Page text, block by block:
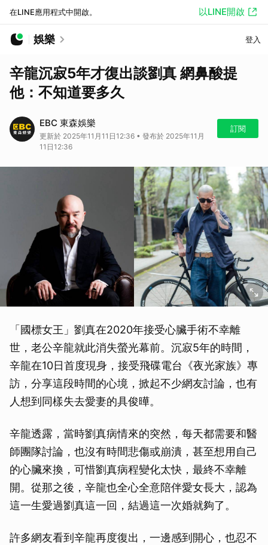
在LINE應用程式中開啟。 以LINE開啟
娛樂 登入
辛龍沉寂5年才復出談劉真 網鼻酸提
他：不知道要多久
EBC 東森娛樂
更新於 2025年11月11日12:36 • 發布於 2025年11月
11日12:36
訂閱
「國標女王」劉真在2020年接受心臟手術不幸離
世，老公辛龍就此消失螢光幕前。沉寂5年的時間，
辛龍在10日首度現身，接受飛碟電台《夜光家族》專
訪，分享這段時間的心境，掀起不少網友討論，也有
人想到同樣失去愛妻的具俊曄。
辛龍透露，當時劉真病情來的突然，每天都需要和醫
師團隊討論，也沒有時間悲傷或崩潰，甚至想用自己
的心臟來換，可惜劉真病程變化太快，最終不幸離
開。從那之後，辛龍也全心全意陪伴愛女長大，認為
這一生愛過劉真這一回，結過這一次婚就夠了。
許多網友看到辛龍再度復出，一邊感到開心，也忍不